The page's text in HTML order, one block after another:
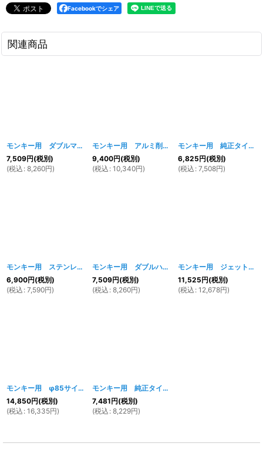
Facebookでシェア
関連商品
モンキー用 ダブルマフラー [285w]
7,509円(税別)
(税込 : 8,260円)
モンキー用 アルミ削り出しアップマフラー [292w
9,400円(税別)
(税込 : 10,340円)
モンキー用 純正タイプマフラー
6,825円(税別)
(税込 : 7,508円)
モンキー用 ステンレスマフラー [291w]
6,900円(税別)
(税込 : 7,590円)
モンキー用 ダブルハイアップマフラー [286w ]
7,509円(税別)
(税込 : 8,260円)
モンキー用 ジェットマフラー
11,525円(税別)
(税込 : 12,678円)
モンキー用 φ85サイレンサー ステンレスアップマフラー
14,850円(税別)
(税込 : 16,335円)
モンキー用 純正タイプマフラー オールメッキ
7,481円(税別)
(税込 : 8,229円)